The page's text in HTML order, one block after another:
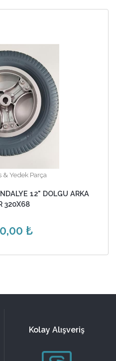
& Yedek Parça
12" DOLGU ARKA
320X68
₺
Kolay Alışveriş